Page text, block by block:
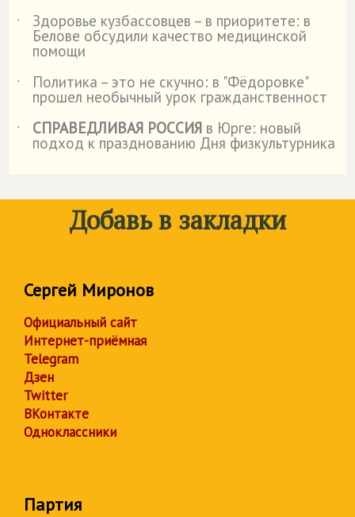
˙
Здоровье кузбассовцев – в приоритете: в
Белове обсудили качество медицинской
помощи
˙
Политика – это не скучно: в "Фёдоровке"
прошел необычный урок гражданственност
˙
СПРАВЕДЛИВАЯ РОССИЯ в Юрге: новый
подход к празднованию Дня физкультурника
Добавь в закладки
Сергей Миронов
Официальный сайт
Интернет-приёмная
Telegram
Дзен
Twitter
ВКонтакте
Одноклассники
Партия